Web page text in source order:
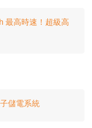
最高時速！超級高
儲電系統